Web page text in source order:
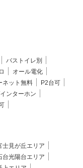
バストイレ別
オール電化
ネット無料
P2台可
ンターホン
士見が丘エリア
台光陽台エリア